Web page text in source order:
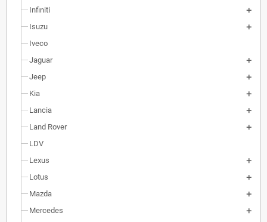
Infiniti
Isuzu
Iveco
Jaguar
Jeep
Kia
Lancia
Land Rover
LDV
Lexus
Lotus
Mazda
Mercedes